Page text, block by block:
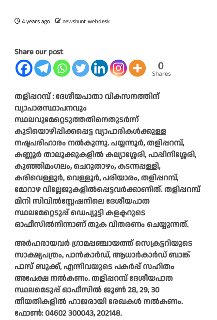
4 years ago newshunt webdesk
Share our post
0
Shares
തളിപ്പറമ്പ് : ദേശീയപാതാ വികസനത്തിന്
വ്യാപാരസ്ഥാപനവും
സ്ഥലവുമേറ്റെടുത്തതിനെതുടർന്ന്
കുടിയൊഴിപ്പിക്കപ്പെട്ട വ്യാപാരികൾക്കുള്ള
നഷ്ടപരിഹാരം നൽകുന്നു. പയ്യന്നൂർ, തളിപ്പറമ്പ്,
കണ്ണൂർ താലൂക്കുകളിൽ കല്യാശ്ശേരി, പാപ്പിനിശ്ശേരി,
കുഞ്ഞിമംഗലം, ചെറുതാഴം, കടന്നപ്പള്ളി,
കരിവെള്ളൂർ, വെള്ളൂർ, പരിയാരം, തളിപ്പറമ്പ്,
മോറാഴ വില്ലേജുകളിൽപ്പെട്ടവർക്കാണിത്. തളിപ്പറമ്പ്
മിനി സിവിൽസ്റ്റേഷനിലെ ദേശീയപാത
സ്ഥലമേറ്റെടുപ്പ് ഡെപ്യൂട്ടി കളക്ടറുടെ
ഓഫീസിൽനിന്നാണ് തുക വിതരണം ചെയ്യുന്നത്.
അർഹരായവർ ഗ്രാമപ്പഞ്ചായത്ത് സെക്രട്ടറിയുടെ
സാക്ഷ്യപത്രം, പാൻകാർഡ്, ആധാർകാർഡ് ബാങ്ക്
പാസ് ബുക്ക്, എന്നിവയുടെ പകർപ്പ് സഹിതം
അപേക്ഷ നൽകണം. തളിപ്പറമ്പ് ദേശീയപാത
സ്ഥലമെടുപ്പ് ഓഫീസിൽ ജൂൺ 28, 29, 30
തീയതികളിൽ ഹാജരായി രേഖകൾ നൽകണം.
ഫോൺ: 04602 300043, 202148.